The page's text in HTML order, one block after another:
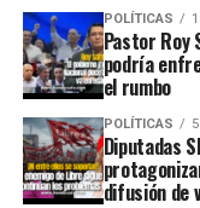
POLÍTICAS
Pastor Roy
podría
el rumbo
POLÍTICAS
Diputadas
difusión de